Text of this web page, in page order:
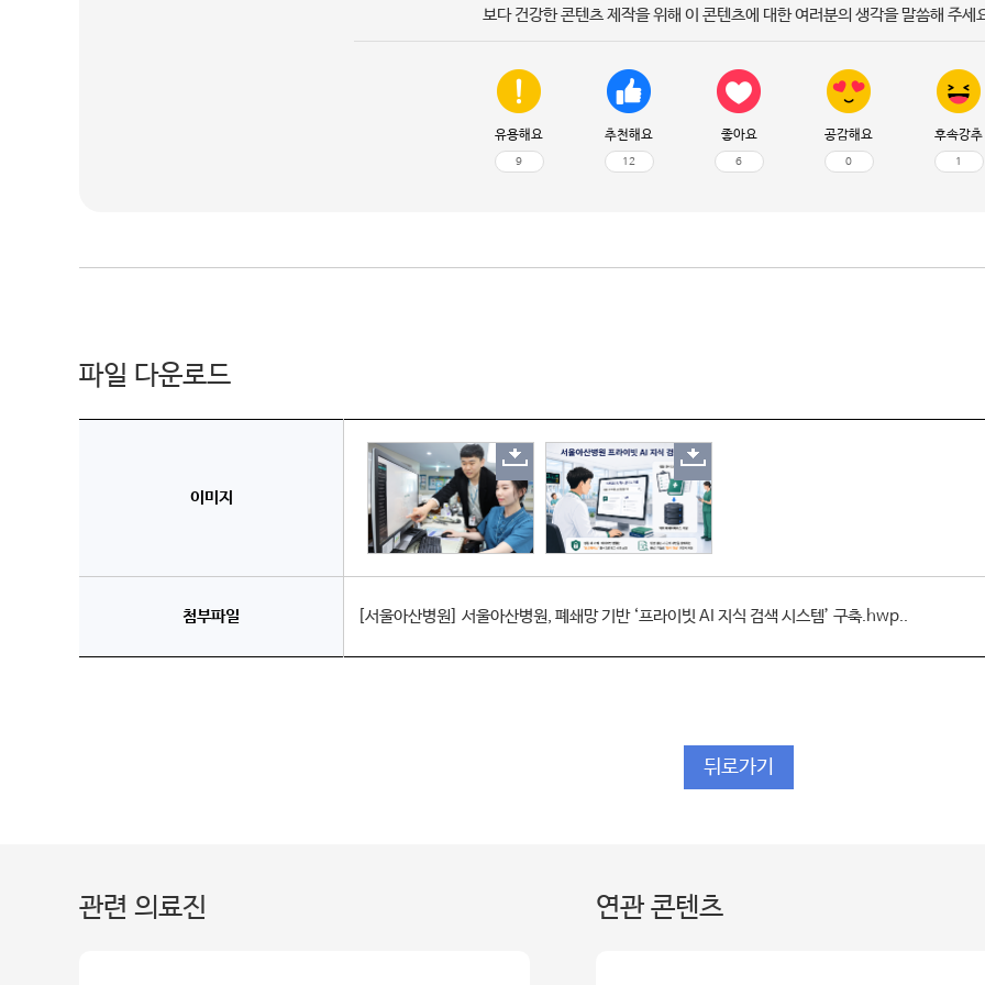
보다 건강한 콘텐츠 제작을 위해 이 콘텐츠에 대한 여러분의 생각을 말씀해 주세
유용해요
9
추천해요
12
좋아요
6
공감해요
0
후속강추
1
파일 다운로드
이미지
첨부파일 [서울아산병원] 서울아산병원, 폐쇄망 기반 ‘프라이빗 AI 지식 검색 시스템’ 구축.hwp..
뒤로가기
관련 의료진 연관 콘텐츠